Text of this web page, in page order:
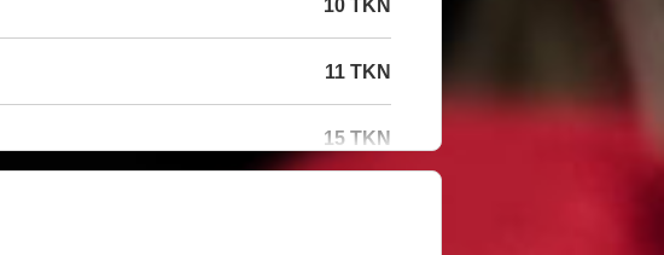
10 TKN
11 TKN
15 TKN